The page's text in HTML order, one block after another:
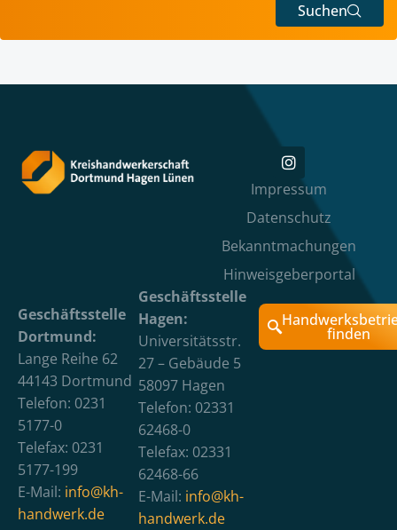
Suchen
Impressum
Datenschutz
Bekanntmachungen
Hinweisgeberportal
Geschäftsstelle
Dortmund:
Lange Reihe 62
44143 Dortmund
Telefon: 0231
5177-0
Telefax: 0231
5177-199
E-Mail: info@kh-
handwerk.de
Geschäftsstelle
Hagen:
Universitätsstr.
27 – Gebäude 5
58097 Hagen
Telefon: 02331
62468-0
Telefax: 02331
62468-66
E-Mail: info@kh-
handwerk.de
finden